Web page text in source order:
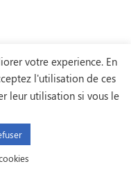
votre experience. En
l'utilisation de ces
leur utilisation si vous le